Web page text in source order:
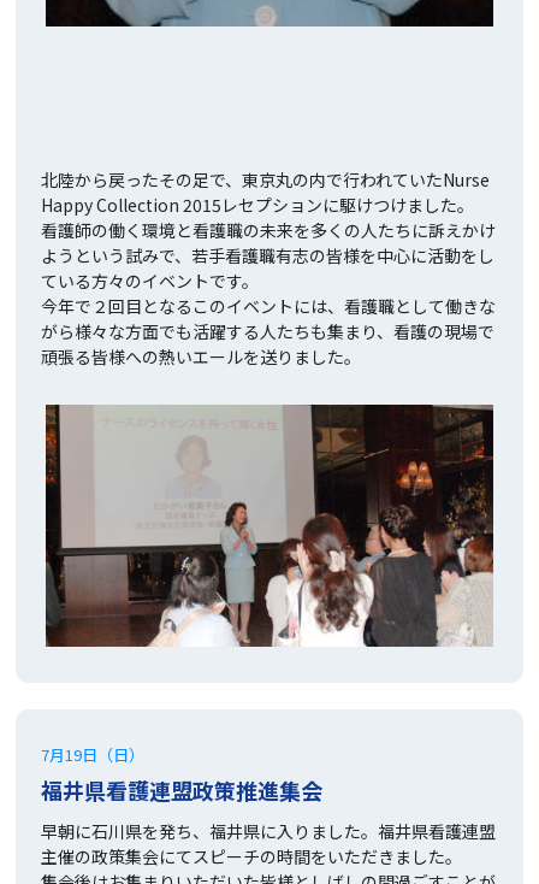
北陸から戻ったその足で、東京丸の内で行われていたNurse
Happy Collection 2015レセプションに駆けつけました。
看護師の働く環境と看護職の未来を多くの人たちに訴えかけ
ようという試みで、若手看護職有志の皆様を中心に活動をし
ている方々のイベントです。
今年で２回目となるこのイベントには、看護職として働きな
がら様々な方面でも活躍する人たちも集まり、看護の現場で
頑張る皆様への熱いエールを送りました。
7月19日（日）
福井県看護連盟政策推進集会
早朝に石川県を発ち、福井県に入りました。福井県看護連盟
主催の政策集会にてスピーチの時間をいただきました。